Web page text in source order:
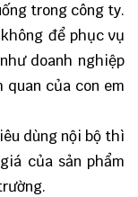
trong công ty.
để phục vụ
doanh nghiệp
quan của con em
dùng nội bộ thì
của sản phẩm